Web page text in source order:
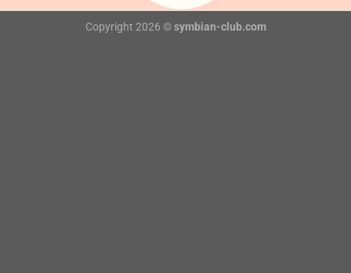
Copyright 2026 © symbian-club.com